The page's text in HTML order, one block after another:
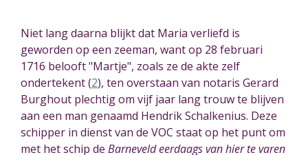
Niet lang daarna blijkt dat Maria verliefd is
geworden op een zeeman, want op 28 februari
1716 belooft "Martje", zoals ze de akte zelf
ondertekent (2), ten overstaan van notaris Gerard
Burghout plechtig om vijf jaar lang trouw te blijven
aan een man genaamd Hendrik Schalkenius. Deze
schipper in dienst van de VOC staat op het punt om
met het schip de Barneveldeerdaags van hier te varen